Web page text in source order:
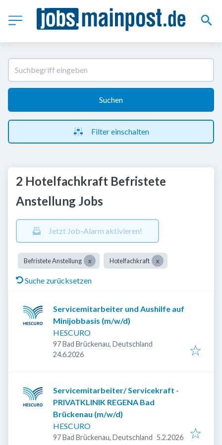
Suchen
Filter einschalten
2 Hotelfachkraft Befristete
Anstellung Jobs
Jetzt Job-Alarm aktivieren!
Befristete Anstellung Hotelfachkraft
Suche zurücksetzen
Servicemitarbeiter und Aushilfe auf
Minijobbasis (m/w/d)
HESCURO
97 Bad Brückenau, Deutschland
Veröffentlicht
24.6.2026
Servicemitarbeiter/ Servicekraft -
PRIVATKLINIK REGENA Bad
Brückenau (m/w/d)
HESCURO
97 Bad Brückenau, Deutschland Veröffentlicht
5.2.2026